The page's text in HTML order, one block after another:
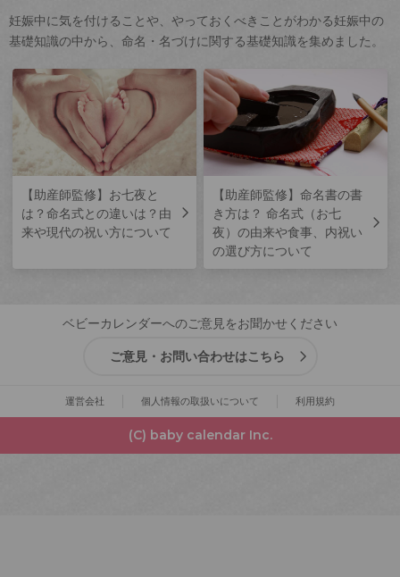
妊娠中に気を付けることや、やっておくべきことがわかる妊娠中の
基礎知識の中から、命名・名づけに関する基礎知識を集めました。
【助産師監修】お七夜と
は？命名式との違いは？由
来や現代の祝い方について
【助産師監修】命名書の書
き方は？ 命名式（お七
夜）の由来や食事、内祝い
の選び方について
ベビーカレンダーへのご意見をお聞かせください
ご意見・お問い合わせはこちら
運営会社 個人情報の取扱いについて 利用規約
(C) baby calendar Inc.